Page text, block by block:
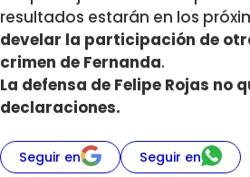
resultados estarán en los
develar la participación de
crimen de Fernanda.
La defensa de Felipe Rojas no
declaraciones.
Seguir en Seguir en